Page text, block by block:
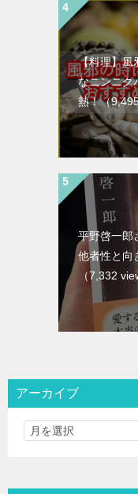
【料理】風
なニンニク
熱！（
平野啓一郎
他者性と向
（7,332
アーカイブ